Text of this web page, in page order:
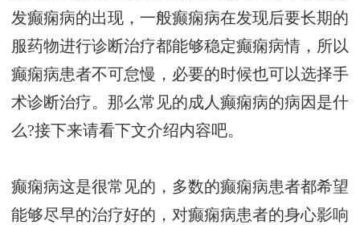
发癫痫病的出现，一般癫痫病在发现后要长期的
服药物进行诊断治疗都能够稳定癫痫病情，所以
癫痫病患者不可怠慢，必要的时候也可以选择手
术诊断治疗。那么常见的成人癫痫病的病因是什
么?接下来请看下文介绍内容吧。
癫痫病这是很常见的，多数的癫痫病患者都希望
能够尽早的治疗好的，对癫痫病患者的身心影响